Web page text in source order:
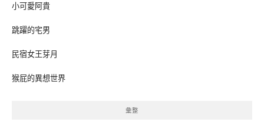
小可愛阿貴
跳躍的宅男
民宿女王芽月
猴屁的異想世界
彙整